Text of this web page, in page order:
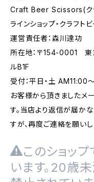
Craft Beer Scissors(クラ
ラインショップ・クラフト
運営責任者：森川達功
所在地：〒154-0001
ルB1F
受付：平日・土
お客様から頂きましたメ
す。当店より返信が届か
すが、再度ご連絡を願いし
このショッ
います。20歳